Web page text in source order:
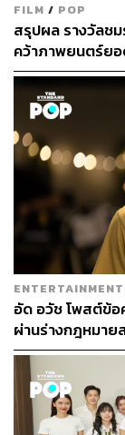
FILM / POP
สรุปผล รางวัลช
คว้าภาพยนตร์ย
ENTERTAINMENT
อัด อวัช โพสต์ข้
ผ่านร่างกฎหมาย